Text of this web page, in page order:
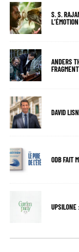
S. S.
ANDERS
DAVID
ODB FAIT